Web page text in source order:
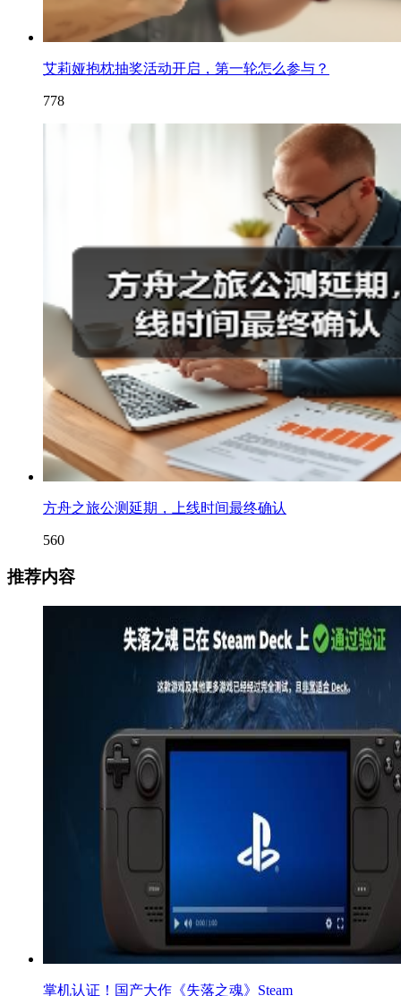
艾莉娅抱枕抽奖活动开启，第一轮怎么参与？
778
方舟之旅公测延期，上线时间最终确认
560
推荐内容
掌机认证！国产大作《失落之魂》Steam